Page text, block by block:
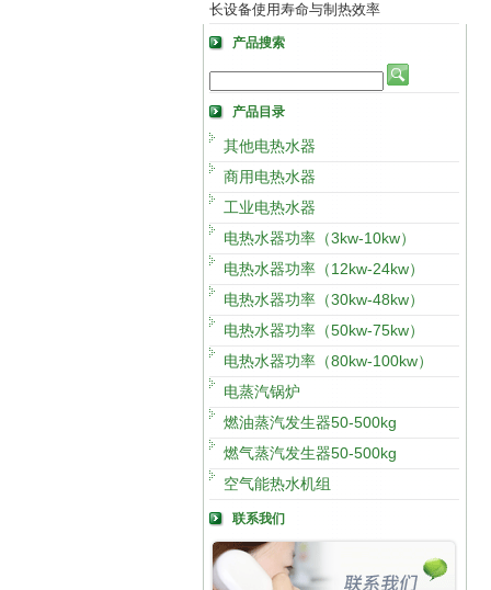
长设备使用寿命与制热效率
产品搜索
产品目录
其他电热水器
商用电热水器
工业电热水器
电热水器功率（3kw-10kw）
电热水器功率（12kw-24kw）
电热水器功率（30kw-48kw）
电热水器功率（50kw-75kw）
电热水器功率（80kw-100kw）
电蒸汽锅炉
燃油蒸汽发生器50-500kg
燃气蒸汽发生器50-500kg
空气能热水机组
联系我们